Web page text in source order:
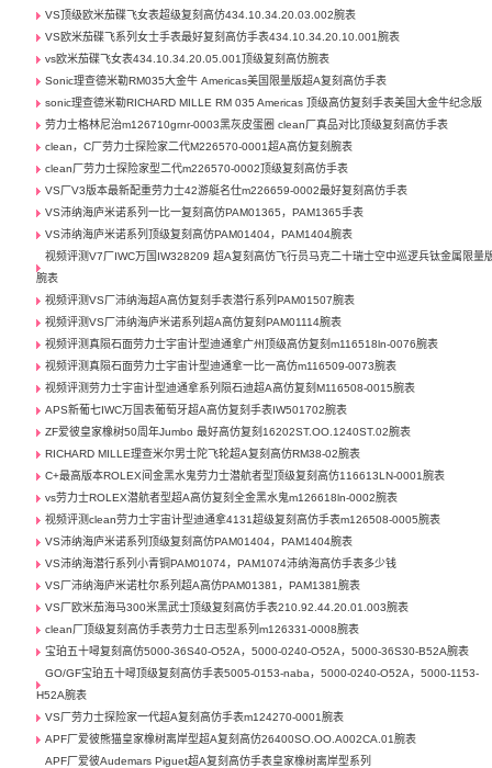
VS顶级欧米茄碟飞女表超级复刻高仿434.10.34.20.03.002腕表
VS欧米茄碟飞系列女士手表最好复刻高仿手表434.10.34.20.10.001腕表
vs欧米茄碟飞女表434.10.34.20.05.001顶级复刻高仿腕表
Sonic理查德米勒RM035大金牛 Americas美国限量版超A复刻高仿手表
sonic理查德米勒RICHARD MILLE RM 035 Americas 顶级高仿复刻手表美国大金牛纪念版
劳力士格林尼治m126710grnr-0003黑灰皮蛋圈 clean厂真品对比顶级复刻高仿手表
clean，C厂劳力士探险家二代M226570-0001超A高仿复刻腕表
clean厂劳力士探险家型二代m226570-0002顶级复刻高仿手表
VS厂V3版本最新配重劳力士42游艇名仕m226659-0002最好复刻高仿手表
VS沛纳海庐米诺系列一比一复刻高仿PAM01365，PAM1365手表
VS沛纳海庐米诺系列顶级复刻高仿PAM01404，PAM1404腕表
视频评测V7厂IWC万国IW328209 超A复刻高仿飞行员马克二十瑞士空中巡逻兵钛金属限量
腕表
视频评测VS厂沛纳海超A高仿复刻手表潜行系列PAM01507腕表
视频评测VS厂沛纳海庐米诺系列超A高仿复刻PAM01114腕表
视频评测真陨石面劳力士宇宙计型迪通拿广州顶级高仿复刻m116518ln-0076腕表
视频评测真陨石面劳力士宇宙计型迪通拿一比一高仿m116509-0073腕表
视频评测劳力士宇宙计型迪通拿系列陨石迪超A高仿复刻M116508-0015腕表
APS新葡七IWC万国表葡萄牙超A高仿复刻手表IW501702腕表
ZF爱彼皇家橡树50周年Jumbo 最好高仿复刻16202ST.OO.1240ST.02腕表
RICHARD MILLE理查米尔男士陀飞轮超A复刻高仿RM38-02腕表
C+最高版本ROLEX间金黑水鬼劳力士潜航者型顶级复刻高仿116613LN-0001腕表
vs劳力士ROLEX潜航者型超A高仿复刻全金黑水鬼m126618ln-0002腕表
视频评测clean劳力士宇宙计型迪通拿4131超级复刻高仿手表m126508-0005腕表
VS沛纳海庐米诺系列顶级复刻高仿PAM01404，PAM1404腕表
VS沛纳海潜行系列小青铜PAM01074，PAM1074沛纳海高仿手表多少钱
VS厂沛纳海庐米诺杜尔系列超A高仿PAM01381，PAM1381腕表
VS厂欧米茄海马300米黑武士顶级复刻高仿手表210.92.44.20.01.003腕表
clean厂顶级复刻高仿手表劳力士日志型系列m126331-0008腕表
宝珀五十噚复刻高仿5000-36S40-O52A，5000-0240-O52A，5000-36S30-B52A腕表
GO/GF宝珀五十噚顶级复刻高仿手表5005-0153-naba，5000-0240-O52A，5000-1153-
H52A腕表
VS厂劳力士探险家一代超A复刻高仿手表m124270-0001腕表
APF厂爱彼熊猫皇家橡树离岸型超A复刻高仿26400SO.OO.A002CA.01腕表
APF厂爱彼Audemars Piguet超A复刻高仿手表皇家橡树离岸型系列